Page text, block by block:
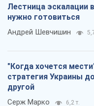
Лестница эскалации
нужно готовиться
Андрей Шевчишин
"Когда хочется
стратегия Украины
другой
Серж Марко 6,2 т.